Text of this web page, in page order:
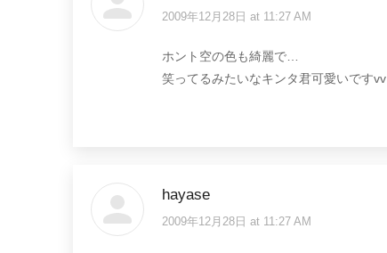
says:
2009年12月28日 at 11:27 AM
ホント空の色も綺麗で…
笑ってるみたいなキンタ君可愛いですvv
hayase
says:
2009年12月28日 at 11:27 AM